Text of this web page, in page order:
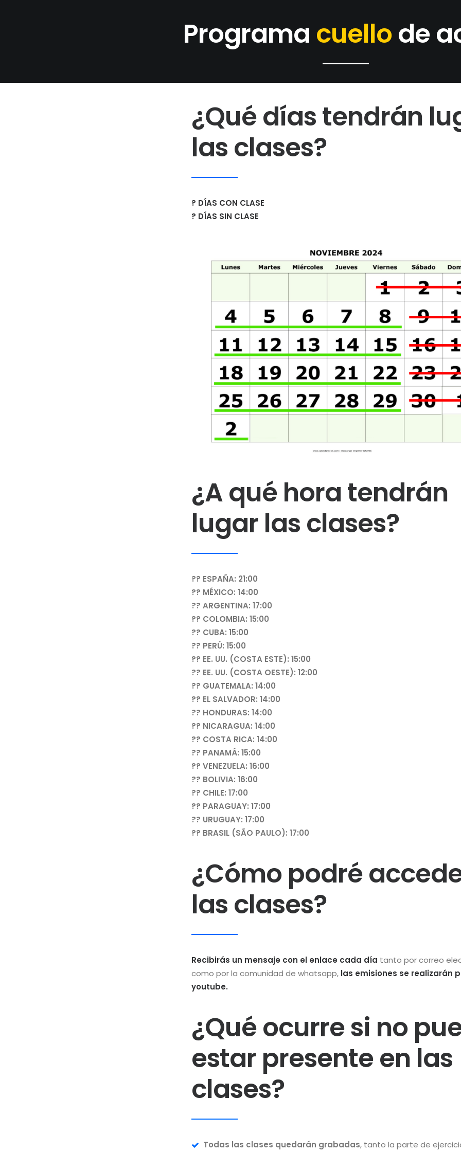
Programa cuellode
¿Qué días tendrán
las clases?
? DÍAS CON CLASE
? DÍAS SIN CLASE
¿A qué hora tendrán
lugar las clases?
?? ESPAÑA: 21:00
?? MÉXICO: 14:00
?? ARGENTINA: 17:00
?? COLOMBIA: 15:00
?? CUBA: 15:00
?? PERÚ: 15:00
?? EE. UU. (COSTA ESTE): 15:00
?? EE. UU. (COSTA OESTE): 12:00
?? GUATEMALA: 14:00
?? EL SALVADOR: 14:00
?? HONDURAS: 14:00
?? NICARAGUA: 14:00
?? COSTA RICA: 14:00
?? PANAMÁ: 15:00
?? VENEZUELA: 16:00
?? BOLIVIA: 16:00
?? CHILE: 17:00
?? PARAGUAY: 17:00
?? URUGUAY: 17:00
?? BRASIL (SÃO PAULO): 17:00
¿Cómo podré
las clases?
Recibirás un mensaje con el enlace cada día tanto por correo
como por la comunidad de whatsapp, las emisiones se realizarán
youtube.
¿Qué ocurre si no
estar presente en las
clases?
Todas las clases quedarán grabadas, tanto la parte de